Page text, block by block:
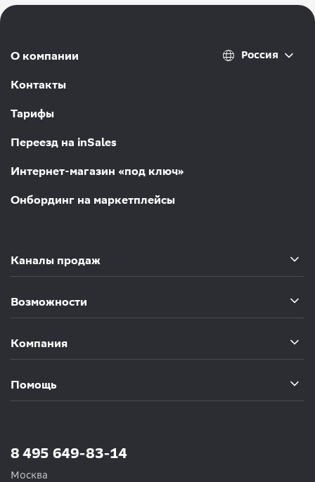
О компании
Контакты
Тарифы
Переезд на inSales
Интернет-магазин «под ключ»
Онбординг на маркетплейсы
Россия
Каналы продаж
Возможности
Компания
Помощь
8 495 649-83-14
Москва